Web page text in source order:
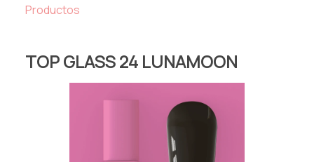
Productos
TOP GLASS 24 LUNAMOON